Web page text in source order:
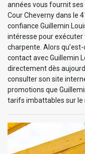
années vous fournit
Cour Cheverny dans le
confiance Guillemin
intéresse pour
charpente. Alors
contact avec Guillemin
directement dès
consulter son site
promotions que
tarifs imbattables sur le